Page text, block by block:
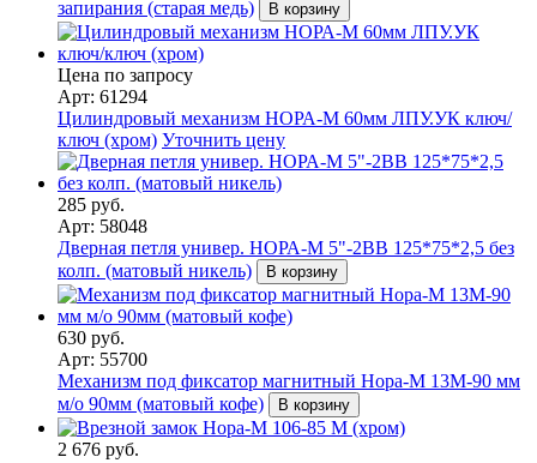
запирания (старая медь)
В корзину
Цена по запросу
Арт: 61294
Цилиндровый механизм НОРА-М 60мм ЛПУ.УК ключ/
ключ (хром) Уточнить цену
285 руб.
Арт: 58048
Дверная петля универ. НОРА-М 5"-2ВВ 125*75*2,5 без
колп. (матовый никель)
В корзину
630 руб.
Арт: 55700
Механизм под фиксатор магнитный Нора-М 13М-90 мм
м/о 90мм (матовый кофе)
В корзину
2 676 руб.